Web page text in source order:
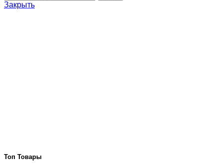
Закрыть
Топ Товары